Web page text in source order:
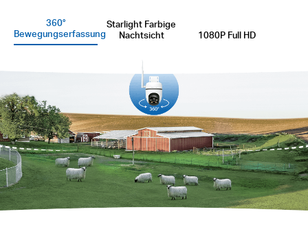
360°
Bewegungserfassung
Starlight Farbige
Nachtsicht
1080P Full HD